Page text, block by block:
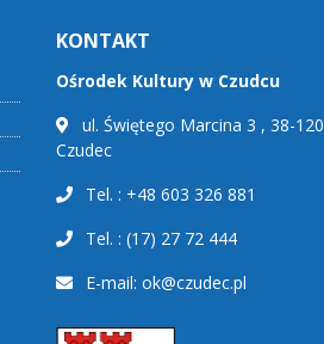
KONTAKT
Ośrodek Kultury w Czudcu
ul. Świętego Marcina 3 , 38-120
Czudec
Tel. : +48 603 326 881
Tel. : (17) 27 72 444
E-mail: ok@czudec.pl